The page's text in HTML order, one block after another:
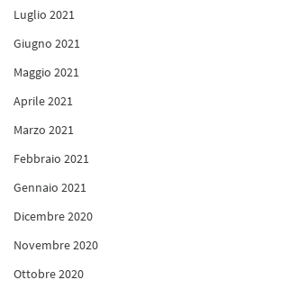
Luglio 2021
Giugno 2021
Maggio 2021
Aprile 2021
Marzo 2021
Febbraio 2021
Gennaio 2021
Dicembre 2020
Novembre 2020
Ottobre 2020